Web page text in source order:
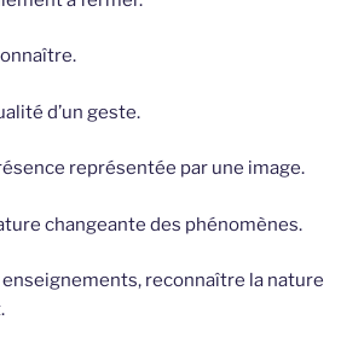
d’un geste.
représentée par une image.
changeante des phénomènes.
enseignements, reconnaître la nature